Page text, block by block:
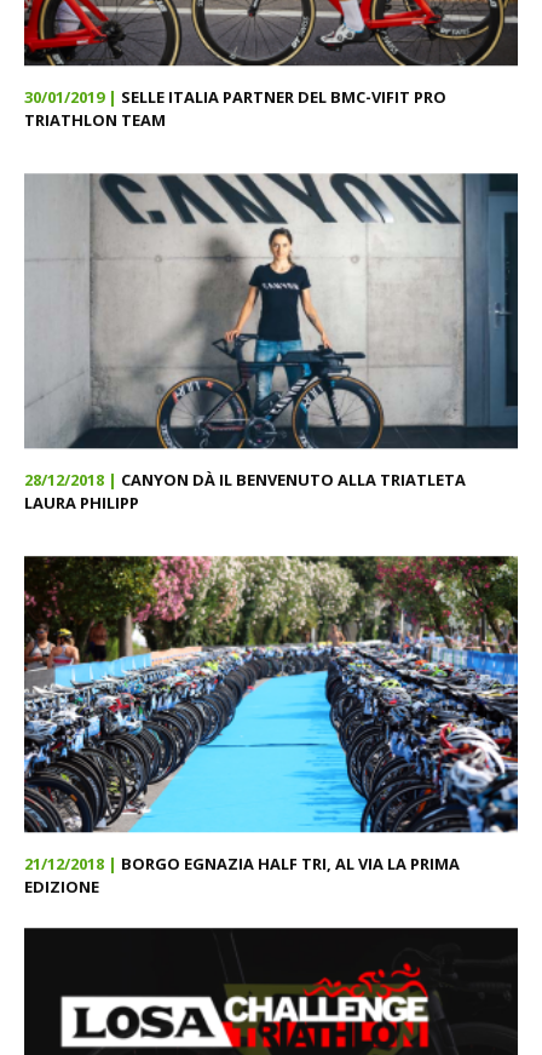
30/01/2019 | SELLE ITALIA PARTNER DEL BMC-VIFIT PRO
TRIATHLON TEAM
28/12/2018 | CANYON DÀ IL BENVENUTO ALLA TRIATLETA
LAURA PHILIPP
21/12/2018 | BORGO EGNAZIA HALF TRI, AL VIA LA PRIMA
EDIZIONE